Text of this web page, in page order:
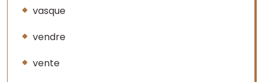
vasque
vendre
vente